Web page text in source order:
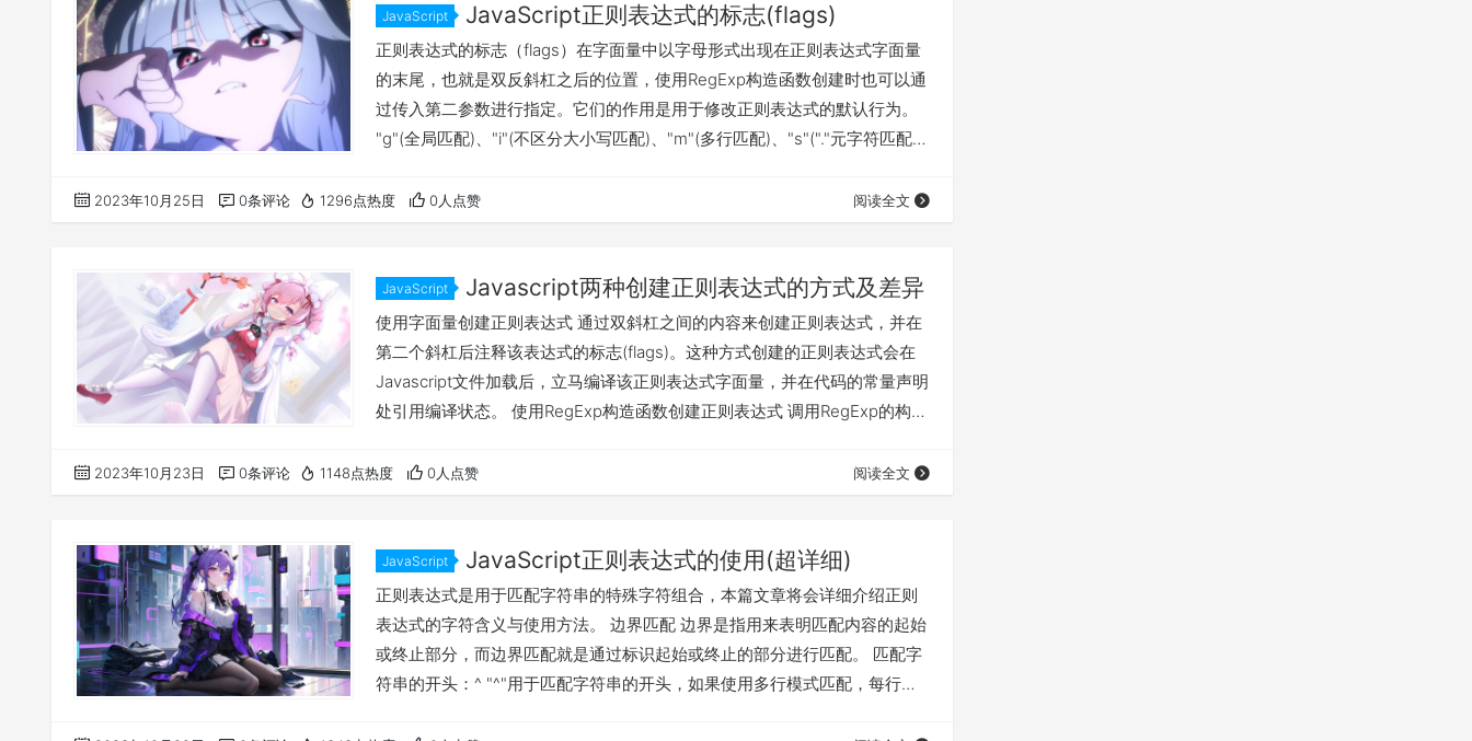
JavaScript JavaScript正则表达式的标志(flags)
正则表达式的标志（flags）在字面量中以字母形式出现在正则表达式字面量
的末尾，也就是双反斜杠之后的位置，使用RegExp构造函数创建时也可以通
过传入第二参数进行指定。它们的作用是用于修改正则表达式的默认行为。
"g"(全局匹配)、"i"(不区分大小写匹配)、"m"(多行匹配)、"s"("."元字符匹配换
标志可以单独使用，也可以组合使用，以满足特定的匹配需求。 "g"标志
"g"标志是表示使用全局匹配模式。默认情况下正则表达…
2023年10月25日 0条评论 1296点热度 0人点赞 阅读全文
JavaScript Javascript两种创建正则表达式的方式及差异
使用字面量创建正则表达式 通过双斜杠之间的内容来创建正则表达式，并在
第二个斜杠后注释该表达式的标志(flags)。这种方式创建的正则表达式会在
Javascript文件加载后，立马编译该正则表达式字面量，并在代码的常量声明
处引用编译状态。 使用RegExp构造函数创建正则表达式 调用RegExp的构造
方式创建的正则表达式只会在代码执行到该处时才会进行正则表达式的编
译。 也可以将正则表达式的字面量传入构造函数中。 还可以将一个正则表达
2023年10月23日 0条评论 1148点热度 0人点赞 阅读全文
JavaScript JavaScript正则表达式的使用(超详细)
正则表达式是用于匹配字符串的特殊字符组合，本篇文章将会详细介绍正则
表达式的字符含义与使用方法。 边界匹配 边界是指用来表明匹配内容的起始
或终止部分，而边界匹配就是通过标识起始或终止的部分进行匹配。 匹配字
符串的开头：^ "^"用于匹配字符串的开头，如果使用多行模式匹配，每行的